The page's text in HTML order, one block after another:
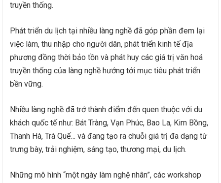
truyền thống.
Phát triển du lịch tại nhiều làng nghề đã góp phần đem lại
việc làm, thu nhập cho người dân, phát triển kinh tế địa
phương đồng thời bảo tồn và phát huy các giá trị văn hoá
truyền thống của làng nghề hướng tới mục tiêu phát triển
bền vững.
Nhiều làng nghề đã trở thành điểm đến quen thuộc với du
khách quốc tế như: Bát Tràng, Vạn Phúc, Bao La, Kim Bồng,
Thanh Hà, Trà Quế… và đang tạo ra chuỗi giá trị đa dạng từ
trưng bày, trải nghiệm, sáng tạo, thương mại, du lịch.
Những mô hình “một ngày làm nghệ nhân”, các workshop